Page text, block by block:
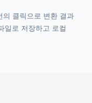
의 클릭으로 변환 결과
일로 저장하고 로컬